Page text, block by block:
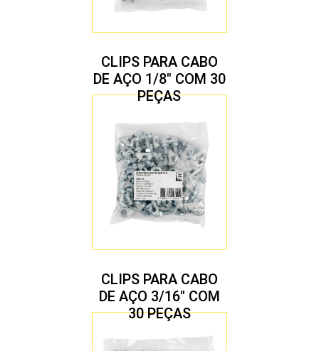
CLIPS PARA CABO
DE AÇO 1/8″ COM 30
PEÇAS
CLIPS PARA CABO
DE AÇO 3/16″ COM
30 PEÇAS